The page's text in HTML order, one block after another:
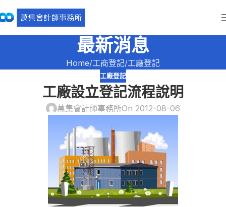
最新消息
Home 工商登記 工廠登記
工廠登記
工廠設立登記流程說明
萬集會計師事務所On 2012-08-06